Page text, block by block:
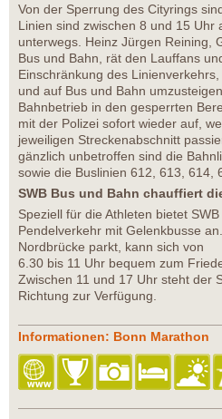
Von der Sperrung des Cityrings
Linien sind zwischen 8 und 15 Uhr
unterwegs. Heinz Jürgen Reining,
Bus und Bahn, rät den Lauffans
Einschränkung des
und auf Bus und Bahn
Bahnbetrieb in den gesperrten
mit der Polizei sofort wieder auf,
jeweiligen Streckenabschnitt
gänzlich unbetroffen sind die
sowie die Buslinien 612, 613, 614,
SWB Bus und Bahn chauffiert
Speziell für die Athleten bietet
Pendelverkehr mit Gelenkbusse
Nordbrücke parkt, kann sich von
6.30 bis 11 Uhr bequem zum
Zwischen 11 und 17 Uhr steht der
Richtung zur Verfügung.
Informationen: Bonn Marathon